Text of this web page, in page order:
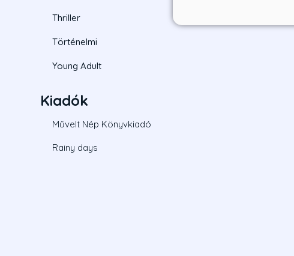
Thriller
Történelmi
Young Adult
Kiadók
Művelt Nép Könyvkiadó
Rainy days